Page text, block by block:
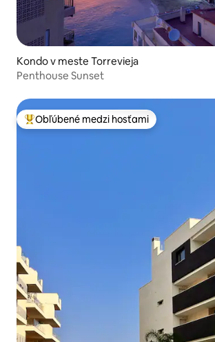
Kondo v meste Torrevieja
Penthouse Sunset
Najobľúbenejšie medzi hosťami
Obľúbené medzi hosťami